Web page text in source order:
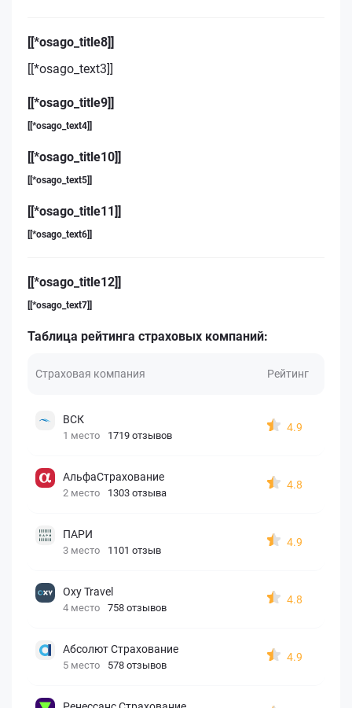
[[*osago_title8]]
[[*osago_text3]]
[[*osago_title9]]
[[*osago_text4]]
[[*osago_title10]]
[[*osago_text5]]
[[*osago_title11]]
[[*osago_text6]]
[[*osago_title12]]
[[*osago_text7]]
Таблица рейтинга страховых компаний:
Страховая компания Рейтинг
ВСК
1 место 1719 отзывов
4.9
АльфаСтрахование
2 место 1303 отзыва
4.8
ПАРИ
3 место 1101 отзыв
4.9
Oxy Travel
4 место 758 отзывов
4.8
Абсолют Страхование
5 место 578 отзывов
4.9